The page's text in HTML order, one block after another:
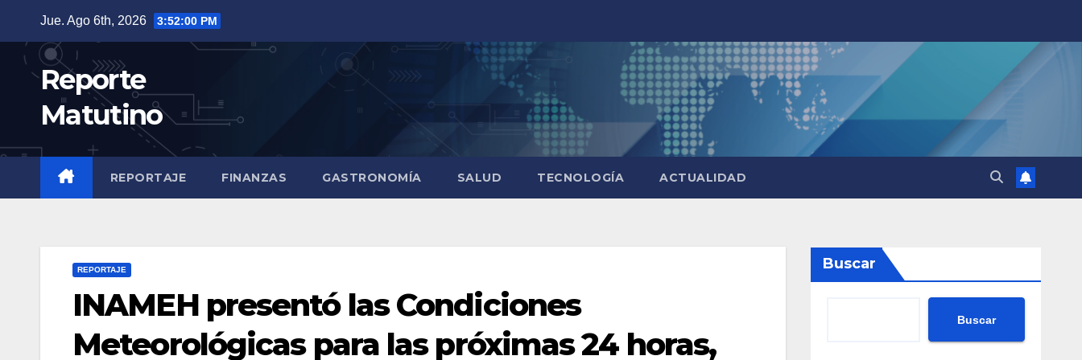
contenido
Jue. Ago 6th, 2026 3:52:01 PM
Reporte
Matutino
REPORTAJE FINANZAS GASTRONOMÍA SALUD TECNOLOGÍA ACTUALIDAD
REPORTAJE
INAMEH presentó las Condiciones
Meteorológicas para las próximas 24 horas,
Buscar
Buscar